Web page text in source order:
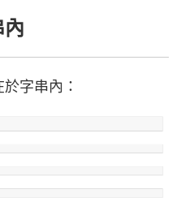
字串內：